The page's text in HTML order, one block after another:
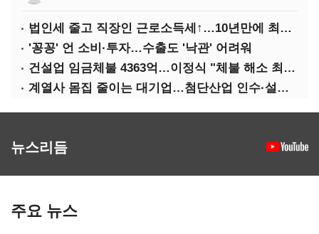
법인세 줄고 직장인 근로소득세↑…10년만에 최대치
'꽁꽁' 언 소비·투자…수출도 '낙관' 어려워
건설업 임금체불 4363억…이정식 "체불 해소 최우선"
계열사 몸집 줄이는 대기업…첨단산업 인수·설립에 '분주'
뉴스리듬
주요 뉴스